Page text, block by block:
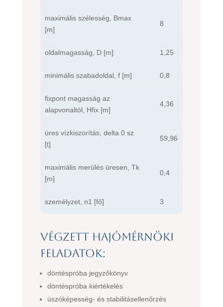
maximális szélesség, Bmax
[m]
8
oldalmagasság, D [m] 1,25
minimális szabadoldal, f [m] 0,8
fixpont magasság az
alapvonaltól, Hfix [m]
4,36
üres vízkiszorítás, delta 0 sz
[t]
59,96
maximális merülés üresen, Tk
[m]
0,4
személyzet, n1 [fő] 3
Végzett hajómérnöki
feladatok:
döntéspróba jegyzőkönyv
döntéspróba kiértékelés
úszóképesség- és stabilitásellenőrzés